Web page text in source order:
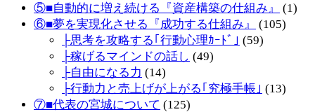
⑤■自動的に増え続ける『資産構築の仕組み』
(1)
⑥■夢を実現化させる『成功する仕組み』
(105)
├思考を攻略する｢行動心理ｶｰﾄﾞ｣ (59)
├稼げるマインドの話し (49)
├自由になる力 (14)
├行動力と売上げが上がる｢究極手帳｣ (13)
⑦■代表の宮城について (125)